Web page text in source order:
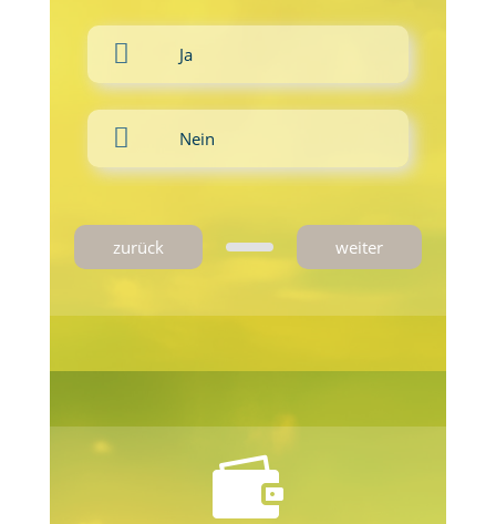
Ja
Nein
zurück weiter
